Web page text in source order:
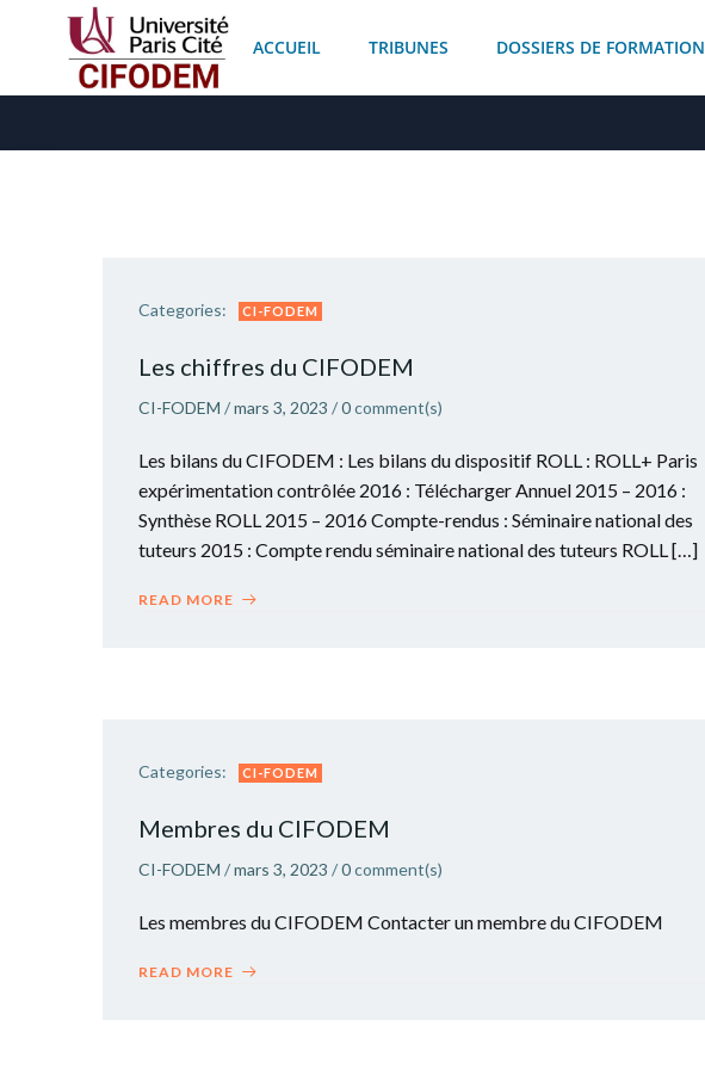
ACCUEIL TRIBUNES DOSSIERS DE FORMATION
Categories: CI-FODEM
Les chiffres du CIFODEM
CI-FODEM /mars 3, 2023 /0comment(s)
Les bilans du CIFODEM : Les bilans du dispositif ROLL : ROLL+ Paris
expérimentation contrôlée 2016 : Télécharger Annuel 2015 – 2016 :
Synthèse ROLL 2015 – 2016 Compte-rendus : Séminaire national des
tuteurs 2015 : Compte rendu séminaire national des tuteurs ROLL […]
READ MORE
Categories: CI-FODEM
Membres du CIFODEM
CI-FODEM /mars 3, 2023 /0comment(s)
Les membres du CIFODEM Contacter un membre du CIFODEM
READ MORE